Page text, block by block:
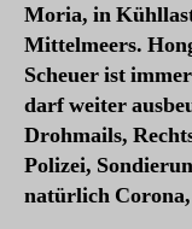
Moria, in
Mittelmeers.
Scheuer ist
darf weiter
Drohmails,
Polizei,
natürlich